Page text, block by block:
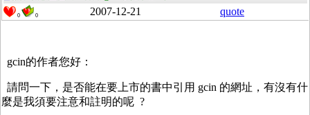
0 0 2007-12-21 quote
gcin的作者您好：
請問一下，是否能在要上市的書中引用 gcin 的網址，有沒有什
麼是我須要注意和註明的呢 ?